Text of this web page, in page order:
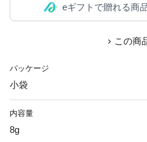
eギフトで贈れる商
この商
パッケージ
小袋
内容量
8g